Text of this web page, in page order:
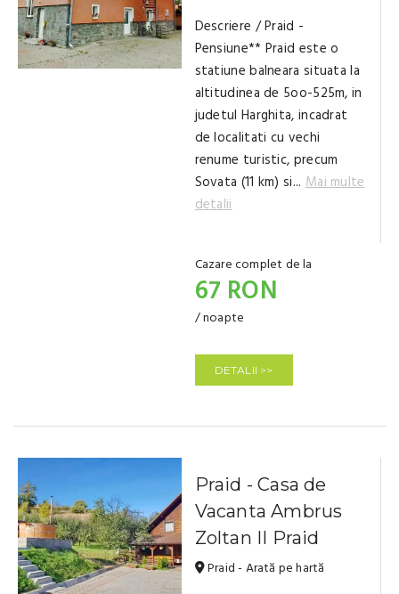
Descriere / Praid -
Pensiune** Praid este o
statiune balneara situata la
altitudinea de 5oo-525m, in
judetul Harghita, incadrat
de localitati cu vechi
renume turistic, precum
Sovata (11 km) si... Mai multe
detalii
Cazare complet de la
67 RON
/ noapte
DETALII >>
Praid - Casa de
Vacanta Ambrus
Zoltan II Praid
Praid - Arată pe hartă